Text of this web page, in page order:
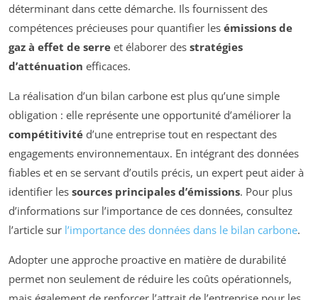
déterminant dans cette démarche. Ils fournissent des
compétences précieuses pour quantifier les émissions de
gaz à effet de serre et élaborer des stratégies
d’atténuation efficaces.
La réalisation d’un bilan carbone est plus qu’une simple
obligation : elle représente une opportunité d’améliorer la
compétitivité d’une entreprise tout en respectant des
engagements environnementaux. En intégrant des données
fiables et en se servant d’outils précis, un expert peut aider à
identifier les sources principales d’émissions. Pour plus
d’informations sur l’importance de ces données, consultez
l’article sur l’importance des données dans le bilan carbone.
Adopter une approche proactive en matière de durabilité
permet non seulement de réduire les coûts opérationnels,